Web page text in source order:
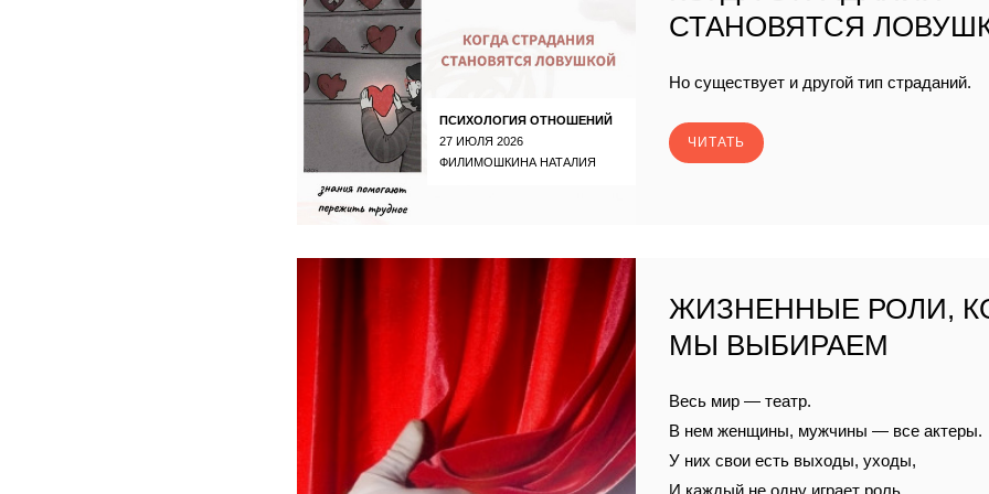
ПСИХОЛОГИЯ ОТНОШЕНИЙ
27 ИЮЛЯ 2026
ФИЛИМОШКИНА НАТАЛИЯ
СТАНОВЯТСЯ
Но существует и другой тип страданий.
ЧИТАТЬ
ЖИЗНЕННЫЕ РОЛИ,
МЫ ВЫБИРАЕМ
Весь мир — театр.
В нем женщины, мужчины — все актеры.
У них свои есть выходы, уходы,
И каждый не одну играет роль.